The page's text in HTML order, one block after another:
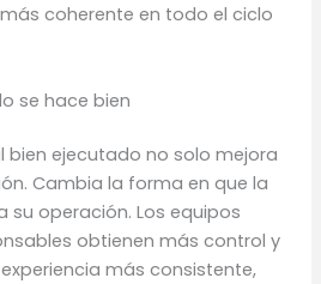
coherente en todo el ciclo
se hace bien
bien ejecutado no solo mejora
Cambia la forma en que la
su operación. Los equipos
obtienen más control y
más consistente,